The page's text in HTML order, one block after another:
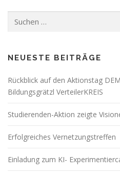
nach:
NEUESTE BEITRÄGE
Rückblick auf den Aktionstag
Bildungsgrätzl VerteilerKREIS
Studierenden-Aktion zeigte
Erfolgreiches Vernetzungstreffen
Einladung zum KI-